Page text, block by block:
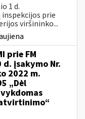
1 d.
prie
viršininko...
prie FM
įsakymo Nr.
2022 m.
„Dėl